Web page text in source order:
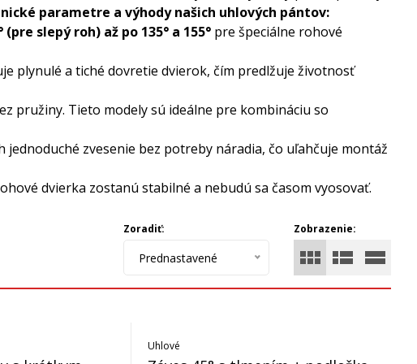
parametre a výhody našich uhlových pántov:
(pre slepý roh) až po 135° a 155° pre špeciálne rohové
plynulé a tiché dovretie dvierok, čím predlžuje životnosť
pružiny. Tieto modely sú ideálne pre kombináciu so
zvesenie bez potreby náradia, čo uľahčuje montáž
dvierka zostanú stabilné a nebudú sa časom vyosovať.
Zobrazenie:
Zoradiť:
Prednastavené
Uhlové